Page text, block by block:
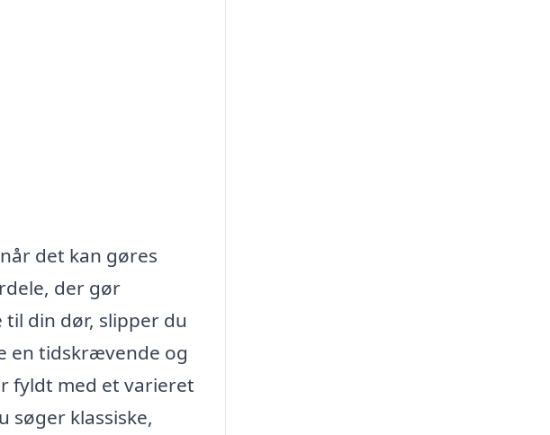
det kan gøres
der gør
din dør, slipper du
en tidskrævende og
fyldt med et varieret
søger klassiske,